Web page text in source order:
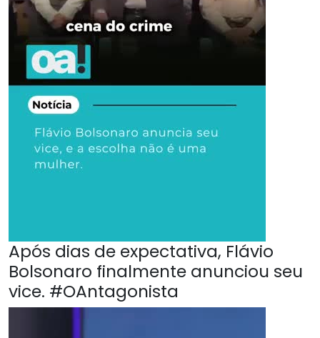
Após dias de expectativa, Flávio
Bolsonaro finalmente anunciou seu
vice. #OAntagonista